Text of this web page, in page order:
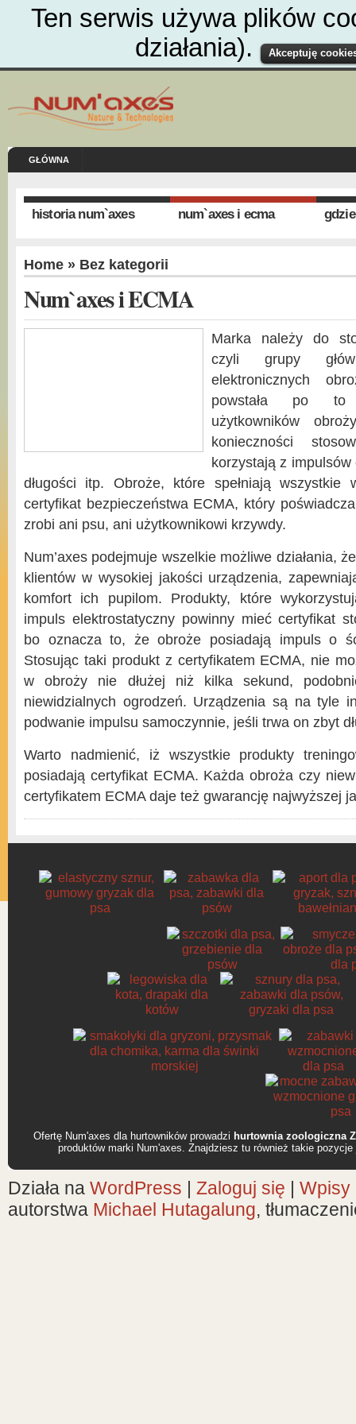
Ten serwis używa plików
działania).
Akceptuję
GŁÓWNA
historia num`axes num`axes i ecma
Home » Bez kategorii
Num`axes i ECMA
Marka należy do
czyli grupy
elektronicznych
powstała po to
użytkowników
konieczności
korzystają z
długości itp. Obroże, które spełniają wszystkie
certyfikat bezpieczeństwa ECMA, który
zrobi ani psu, ani użytkownikowi krzywdy.
Num’axes podejmuje wszelkie możliwe działania,
klientów w wysokiej jakości urządzenia,
komfort ich pupilom. Produkty, które
impuls elektrostatyczny powinny mieć certyfikat
bo oznacza to, że obroże posiadają impuls o
Stosując taki produkt z certyfikatem ECMA, nie
w obroży nie dłużej niż kilka sekund,
niewidzialnych ogrodzeń. Urządzenia są na tyle
podwanie impulsu samoczynnie, jeśli trwa on zbyt
Warto nadmienić, iż wszystkie produkty
posiadają certyfikat ECMA. Każda obroża czy
certyfikatem ECMA daje też gwarancję najwyższej
Ofertę Num'axes dla hurtowników prowadzi hurtownia zoologiczna
produktów marki Num'axes. Znajdziesz tu również takie
Działa na WordPress | Zaloguj się | Wpisy
autorstwa Michael Hutagalung,